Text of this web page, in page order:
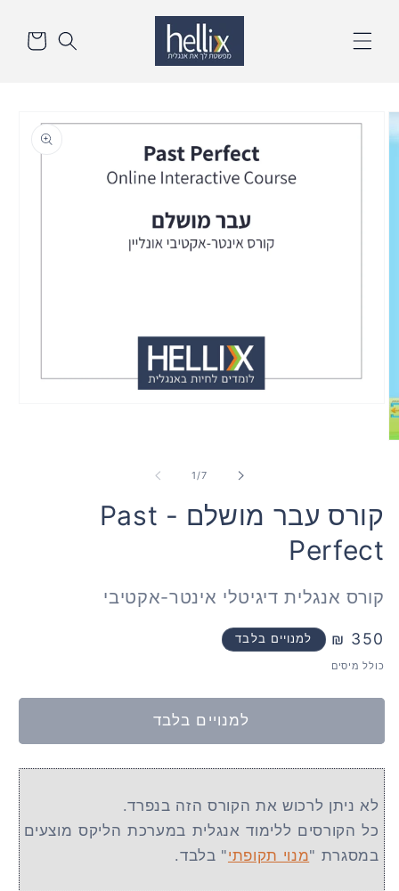
לתוכן
סל
הקניות
לנתונים
אודות
המוצר
1/מתוך
7
קורס עבר מושלם - Past
Perfect
קורס אנגלית דיגיטלי אינטר-אקטיבי
מחיר
רגיל
350 ₪ למנויים בלבד
כולל מיסים
למנויים בלבד
לא ניתן לרכוש את הקורס הזה בנפרד.
כל הקורסים ללימוד אנגלית במערכת הליקס מוצעים
במסגרת "מנוי תקופתי" בלבד.